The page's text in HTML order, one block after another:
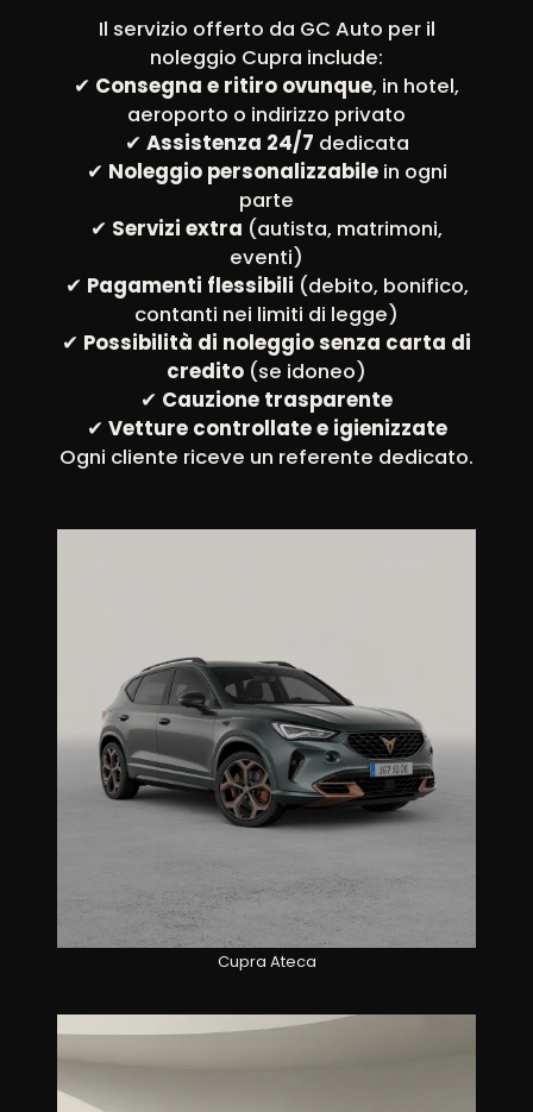
Il servizio offerto da GC Auto per il
noleggio Cupra include:
✔ Consegna e ritiro ovunque, in hotel,
aeroporto o indirizzo privato
✔ Assistenza 24/7 dedicata
✔ Noleggio personalizzabilein ogni
parte
✔ Servizi extra (autista, matrimoni,
eventi)
✔ Pagamenti flessibili (debito, bonifico,
contanti nei limiti di legge)
✔ Possibilità di noleggio senza carta di
credito (se idoneo)
✔ Cauzione trasparente
✔ Vetture controllate e igienizzate
Ogni cliente riceve un referente dedicato.
Cupra Ateca